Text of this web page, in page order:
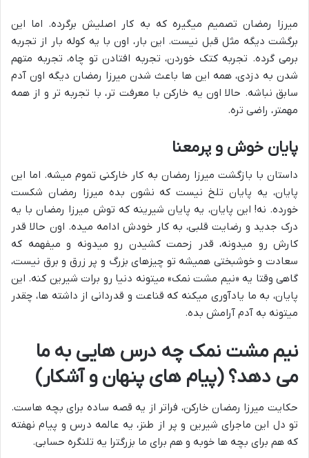
میرزا رمضان تصمیم میگیره که به کار اصلیش برگرده. اما این
برگشت دیگه مثل قبل نیست. این بار، اون با یه کوله بار از تجربه
برمی گرده. تجربه کتک خوردن، تجربه افتادن تو چاه، تجربه متهم
شدن به دزدی، همه این ها باعث شدن میرزا رمضان دیگه اون آدم
سابق نباشه. حالا اون یه خارکن با معرفت تر، با تجربه تر و از همه
مهمتر، راضی تره.
پایان خوش و پرمعنا
داستان با بازگشت میرزا رمضان به کار خارکنی تموم میشه. اما این
پایان، یه پایان تلخ نیست که نشون بده میرزا رمضان شکست
خورده. نه! این پایان، یه پایان شیرینه که توش میرزا رمضان با یه
درک جدید و رضایت قلبی، به کار خودش ادامه میده. اون حالا قدر
کارش رو میدونه، قدر زحمت کشیدن رو میدونه و میفهمه که
سعادت و خوشبختی همیشه تو چیزهای بزرگ و پر زرق و برق نیست،
گاهی وقتا یه «نیم مشت نمک» میتونه دنیا رو برات شیرین کنه. این
پایان، به ما یادآوری میکنه که قناعت و قدردانی از داشته ها، چقدر
میتونه به آدم آرامش بده.
نیم مشت نمک چه درس هایی به ما
می دهد؟ (پیام های پنهان و آشکار)
حکایت میرزا رمضان خارکن، فراتر از یه قصه ساده برای بچه هاست.
تو دل این ماجرای شیرین و پر از طنز، یه عالمه درس و پیام نهفته
که هم برای بچه ها خوبه و هم برای ما بزرگترا یه تلنگره حسابی.